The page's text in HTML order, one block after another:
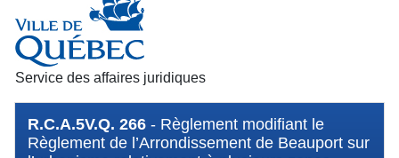
Service des affaires juridiques
R.C.A.5V.Q. 266 - Règlement modifiant le
Règlement de l’Arrondissement de Beauport sur